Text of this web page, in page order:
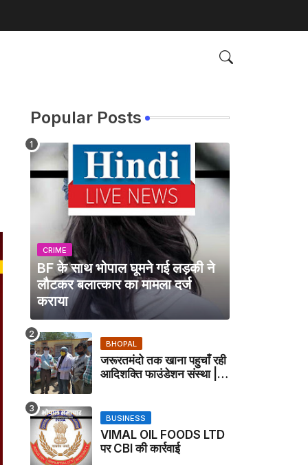
Popular Posts
CRIME
BF के साथ भोपाल घूमने गई लड़की ने
लौटकर बलात्कार का मामला दर्ज
कराया
BHOPAL
जरूरतमंदो तक खाना पहुचाँ रही
आदिशक्ति फाउंडेशन संस्था |
BUSINESS
VIMAL OIL FOODS LTD
पर CBI की कार्रवाई